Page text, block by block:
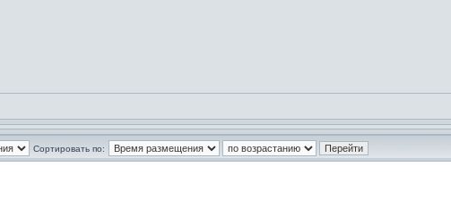
Сортировать по: